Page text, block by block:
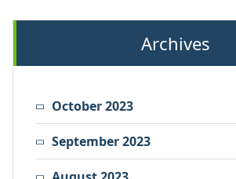
Archives
October 2023
September 2023